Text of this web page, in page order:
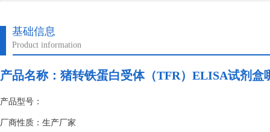
基础信息
Product information
产品名称： 猪转铁蛋白受体（TFR）ELISA试剂盒
产品型号：
厂商性质：生产厂家